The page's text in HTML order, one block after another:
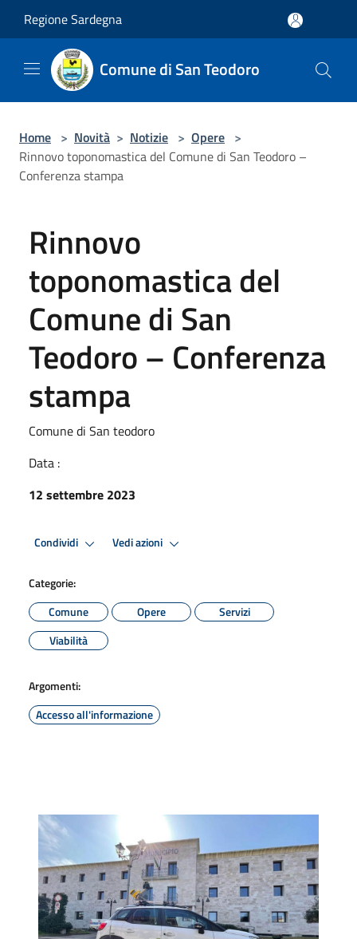
Regione Sardegna
Comune di San Teodoro
Home > Novità > Notizie > Opere >
Rinnovo toponomastica del Comune di San Teodoro –
Conferenza stampa
Rinnovo
toponomastica del
Comune di San
Teodoro – Conferenza
stampa
Comune di San teodoro
Data :
12 settembre 2023
Condividi Vedi azioni
Categorie:
Comune
Opere
Servizi
Viabilità
Argomenti:
Accesso all'informazione